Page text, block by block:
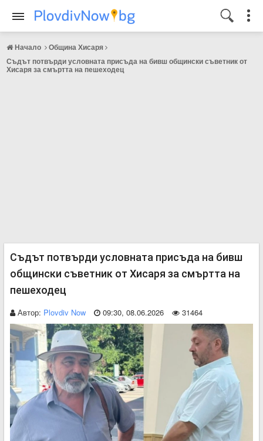
Начало
Община Хисаря
Съдът потвърди условната присъда на бивш общински съветник от
Хисаря за смъртта на пешеходец
Съдът потвърди условната присъда на бивш
общински съветник от Хисаря за смъртта на
пешеходец
Автор: Plovdiv Now 09:30, 08.06.2026 31464